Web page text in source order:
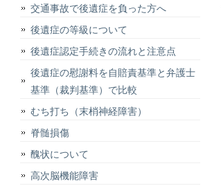
交通事故で後遺症を負った方へ
後遺症の等級について
後遺症認定手続きの流れと注意点
後遺症の慰謝料を自賠責基準と弁護士
基準（裁判基準）で比較
むち打ち（末梢神経障害）
脊髄損傷
醜状について
高次脳機能障害